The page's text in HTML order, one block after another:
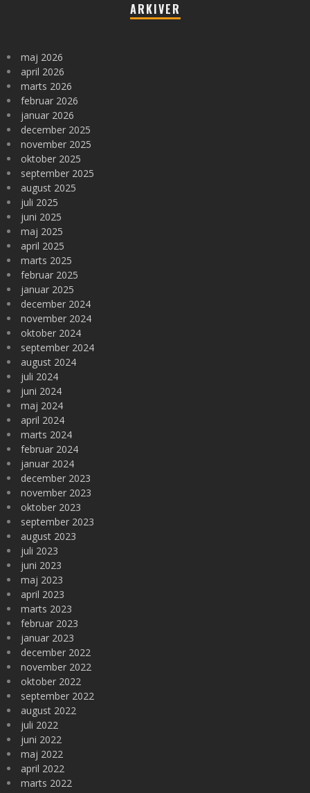
ARKIVER
maj 2026
april 2026
marts 2026
februar 2026
januar 2026
december 2025
november 2025
oktober 2025
september 2025
august 2025
juli 2025
juni 2025
maj 2025
april 2025
marts 2025
februar 2025
januar 2025
december 2024
november 2024
oktober 2024
september 2024
august 2024
juli 2024
juni 2024
maj 2024
april 2024
marts 2024
februar 2024
januar 2024
december 2023
november 2023
oktober 2023
september 2023
august 2023
juli 2023
juni 2023
maj 2023
april 2023
marts 2023
februar 2023
januar 2023
december 2022
november 2022
oktober 2022
september 2022
august 2022
juli 2022
juni 2022
maj 2022
april 2022
marts 2022